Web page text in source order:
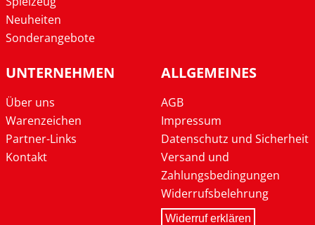
Neuheiten
Sonderangebote
UNTERNEHMEN
Über uns
Warenzeichen
Partner-Links
Kontakt
ALLGEMEINES
AGB
Impressum
Datenschutz und Sicherheit
Versand und
Zahlungsbedingungen
Widerrufsbelehrung
Widerruf erklären